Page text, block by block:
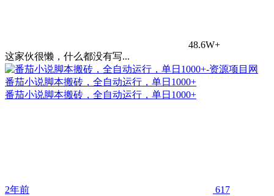
48.6W+
这家伙很懒，什么都没有写...
番茄小说脚本搬砖，全自动运行，单日1000+
番茄小说脚本搬砖，全自动运行，单日1000+
2年前 617